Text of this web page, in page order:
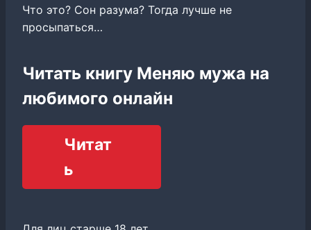
Что это? Сон разума? Тогда лучше не
просыпаться…
Читать книгу Меняю мужа на
любимого онлайн
Читат
ь